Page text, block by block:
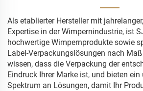
Als etablierter Hersteller mit
Expertise in der Wimpernindustrie, ist
hochwertige Wimpernprodukte sowie
Label-Verpackungslösungen nach
wissen, dass die Verpackung der
Eindruck Ihrer Marke ist, und bieten
Spektrum an Lösungen, damit Ihr